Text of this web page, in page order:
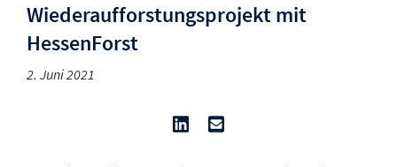
Wiederaufforstungsprojekt mit
HessenForst
2. Juni 2021